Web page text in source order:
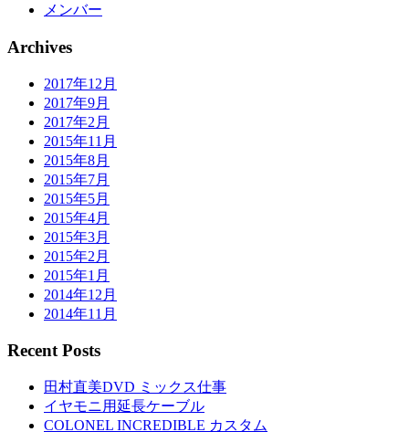
メンバー
Archives
2017年12月
2017年9月
2017年2月
2015年11月
2015年8月
2015年7月
2015年5月
2015年4月
2015年3月
2015年2月
2015年1月
2014年12月
2014年11月
Recent Posts
田村直美DVD ミックス仕事
イヤモニ用延長ケーブル
COLONEL INCREDIBLE カスタム